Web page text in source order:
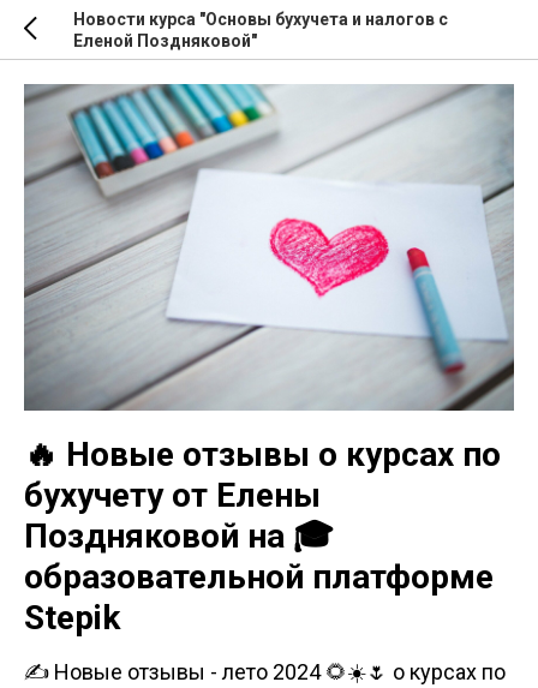
Новости курса "Основы бухучета и налогов с
Еленой Поздняковой"
🔥 Новые отзывы о курсах по
бухучету от Елены
Поздняковой на 🎓
образовательной платформе
Stepik
✍️ Новые отзывы - лето 2024 🌻☀️🌷 о курсах по